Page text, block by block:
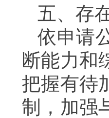
五、存
依申请
断能力和
把握有待
制，加强